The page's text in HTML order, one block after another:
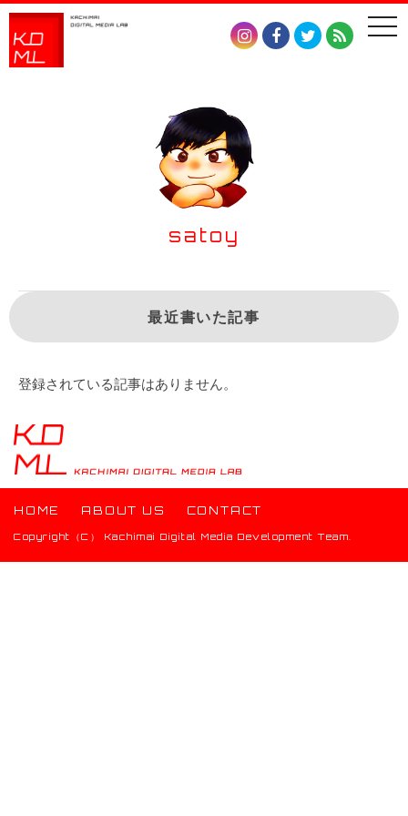
satoy
最近書いた記事
登録されている記事はありません。
HOME ABOUT US CONTACT
Copyright（C） Kachimai Digital Media Development Team.